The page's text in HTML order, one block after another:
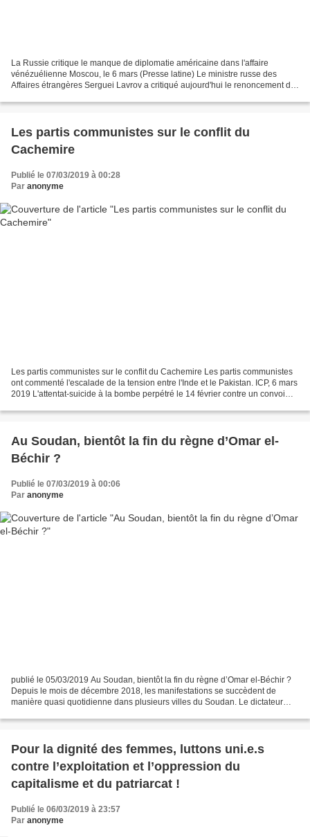
La Russie critique le manque de diplomatie américaine dans l'affaire
vénézuélienne Moscou, le 6 mars (Presse latine) Le ministre russe des
Affaires étrangères Serguei Lavrov a critiqué aujourd'hui le renoncement de
Les partis communistes sur le conflit du
Cachemire
Publié le 07/03/2019 à 00:28
Par anonyme
Les partis communistes sur le conflit du Cachemire Les partis communistes
ont commenté l'escalade de la tension entre l'Inde et le Pakistan. ICP, 6 mars
2019 L'attentat-suicide à la bombe perpétré le 14 février contre un convoi
Au Soudan, bientôt la fin du règne d’Omar el-
Béchir ?
Publié le 07/03/2019 à 00:06
Par anonyme
publié le 05/03/2019 Au Soudan, bientôt la fin du règne d’Omar el-Béchir ?
Depuis le mois de décembre 2018, les manifestations se succèdent de
manière quasi quotidienne dans plusieurs villes du Soudan. Le dictateur
Pour la dignité des femmes, luttons uni.e.s
contre l’exploitation et l’oppression du
capitalisme et du patriarcat !
Publié le 06/03/2019 à 23:57
Par anonyme